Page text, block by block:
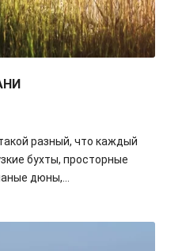
разный, что каждый
бухты, просторные
дюны,…